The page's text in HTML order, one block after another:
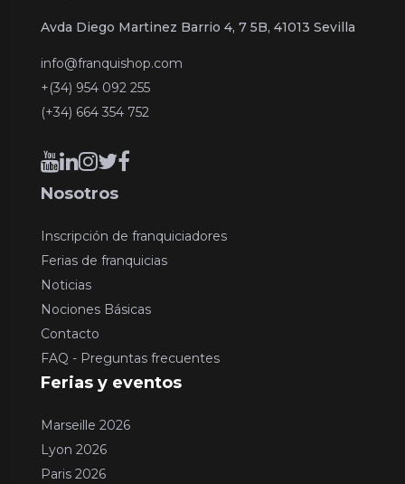
Avda Diego Martinez Barrio 4, 7 5B, 41013 Sevilla
info@franquishop.com
+(34) 954 092 255
(+34) 664 354 752
Nosotros
Inscripción de franquiciadores
Ferias de franquicias
Noticias
Nociones Básicas
Contacto
FAQ - Preguntas frecuentes
Ferias y eventos
Marseille 2026
Lyon 2026
Paris 2026